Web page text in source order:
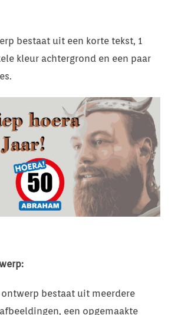
bestaat uit een korte tekst, 1
kleur achtergrond en een paar
bestaat uit meerdere
een opgemaakte